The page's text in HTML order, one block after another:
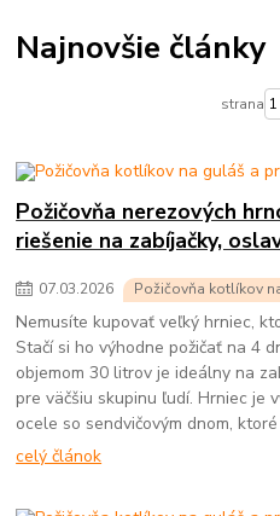
Najnovšie články
strana
Požičovňa nerezových
riešenie na zabíjačky,
07.03.2026 Požičovňa kotlíkov
Nemusíte kupovať veľký hrniec,
Stačí si ho výhodne požičať na 4
objemom 30 litrov je ideálny na
pre väčšiu skupinu ľudí. Hrniec je
ocele so sendvičovým dnom,
celý článok